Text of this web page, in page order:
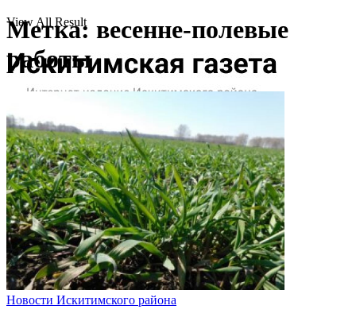
View All Result
Метка: весенне-полевые
работы
Новости Искитимского района